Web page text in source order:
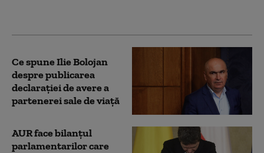
Ce spune Ilie Bolojan
despre publicarea
declarației de avere a
partenerei sale de viață
AUR face bilanțul
parlamentarilor care